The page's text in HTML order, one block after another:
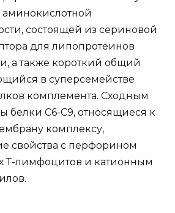
состоящей из сериновой
для липопротеинов
а также короткий общий
в суперсемействе
комплемента. Сходным
белки С6-С9, относящиеся к
комплексу,
свойства с перфорином
Т-лимфоцитов и катионным